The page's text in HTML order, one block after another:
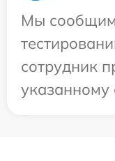
Мы
сотрудник
указанному